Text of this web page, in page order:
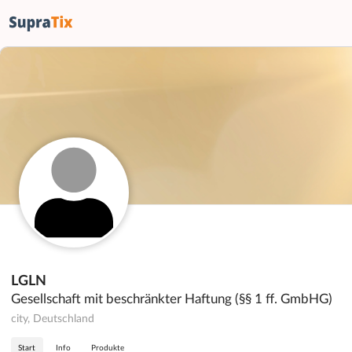
LGLN
Gesellschaft mit beschränkter Haftung (§§ 1 ff. GmbHG)
city, Deutschland
Start Info Produkte